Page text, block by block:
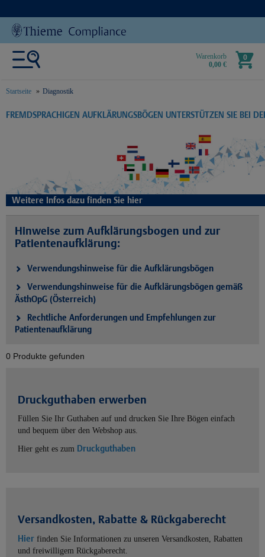
Warenkorb
0,00 €
0
Startseite Diagnostik
text.skipToContent
text.skipToNavigation
FREMDSPRACHIGEN AUFKLÄRUNGSBÖGEN UNTERSTÜTZEN SIE BEI
Weitere Infos dazu finden Sie hier
Hinweise zum Aufklärungsbogen und zur
Patientenaufklärung:
Verwendungshinweise für die Aufklärungsbögen
Verwendungshinweise für die Aufklärungsbögen gemäß
ÄsthOpG (Österreich)
Rechtliche Anforderungen und Empfehlungen zur
Patientenaufklärung
0 Produkte gefunden
Druckguthaben erwerben
Füllen Sie Ihr Guthaben auf und drucken Sie Ihre Bögen einfach
und bequem über den Webshop aus.
Hier geht es zum Druckguthaben
Versandkosten, Rabatte & Rückgaberecht
Hier finden Sie Informationen zu unseren Versandkosten, Rabatten
und freiwilligem Rückgaberecht.